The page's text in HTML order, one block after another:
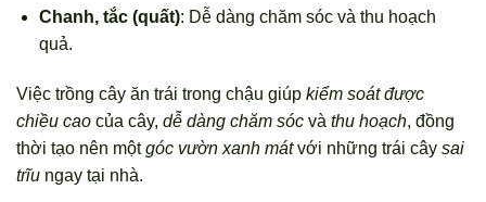
Chanh, tắc (quất): Dễ dàng chăm sóc và thu hoạch
quả.
Việc trồng cây ăn trái trong chậu giúp kiểm soát được
chiều cao của cây, dễ dàng chăm sóc và thu hoạch, đồng
thời tạo nên mộtgóc vườn xanh mátvới những trái cây sai
trĩu ngay tại nhà.